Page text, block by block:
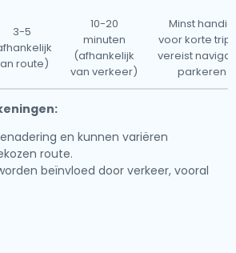
3-5
route)
10-20
minuten
(afhankelijk
van verkeer)
Minst handig
voor korte
vereist
parkeren
en kunnen variëren
route.
beïnvloed door verkeer, vooral